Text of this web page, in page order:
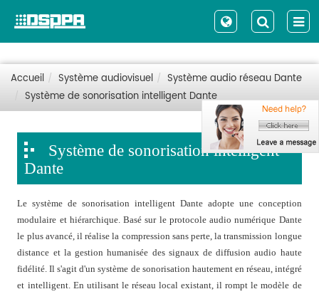
Accueil Système audiovisuel
Système audio réseau Dante
Système de sonorisation intelligent Dante
Système de sonorisation intelligent
Dante
Le système de sonorisation intelligent Dante adopte une conception
modulaire et hiérarchique. Basé sur le protocole audio numérique Dante
le plus avancé, il réalise la compression sans perte, la transmission longue
distance et la gestion humanisée des signaux de diffusion audio haute
fidélité. Il s'agit d'un système de sonorisation hautement en réseau, intégré
et intelligent. En utilisant le réseau local existant, il rompt le modèle de